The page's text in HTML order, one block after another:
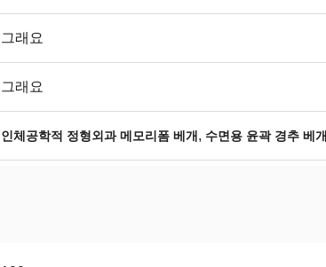
그래요
그래요
인체공학적 정형외과 메모리폼 베개 , 수면용 윤곽 경추 베개